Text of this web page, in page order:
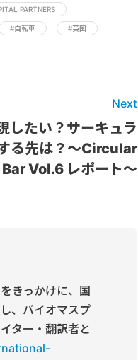
PARTNERS
#自転車 #英国
Next
したい？サーキュラ
る先は？〜Circular
Vol.6 レポート〜
きっかけに、国
、バイオマスプ
ター・翻訳者と